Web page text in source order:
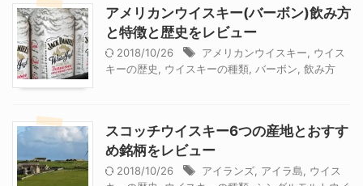
アメリカンウイスキー(バーボン)飲み方
と特徴と歴史をレビュー
2018/10/26 アメリカンウイスキー
ウイス
キーの歴史
ウイスキーの種類 バーボン 飲み方
スコッチウイスキー6つの産地とおすす
め銘柄をレビュー
2018/10/26 アイランズ アイラ島
ウイス